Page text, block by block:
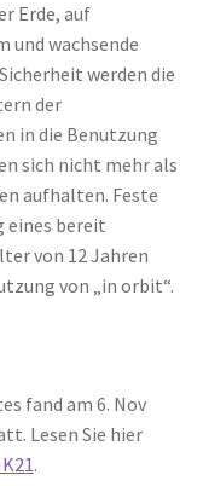
Erde, auf
und wachsende
werden die
der
in die Benutzung
sich nicht mehr als
aufhalten. Feste
eines bereit
von 12 Jahren
von „in orbit“.
fand am 6. Nov
Lesen Sie hier
.